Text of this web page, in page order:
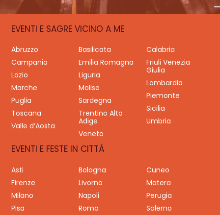
EVENTI E SAGRE VICINO A ME
Abruzzo Basilicata
Calabria
Campania
Emilia Romagna
Friuli Venezia
Giulia
Lazio
Liguria
Lombardia
Marche
Molise
Piemonte
Puglia
Sardegna
Sicilia
Toscana
Trentino Alto
Adige
Umbria
Valle d’Aosta
Veneto
EVENTI E FESTE IN CITTÀ
Asti Bologna
Cuneo
Firenze
Livorno
Matera
Milano
Napoli
Perugia
Pisa
Roma
Salerno